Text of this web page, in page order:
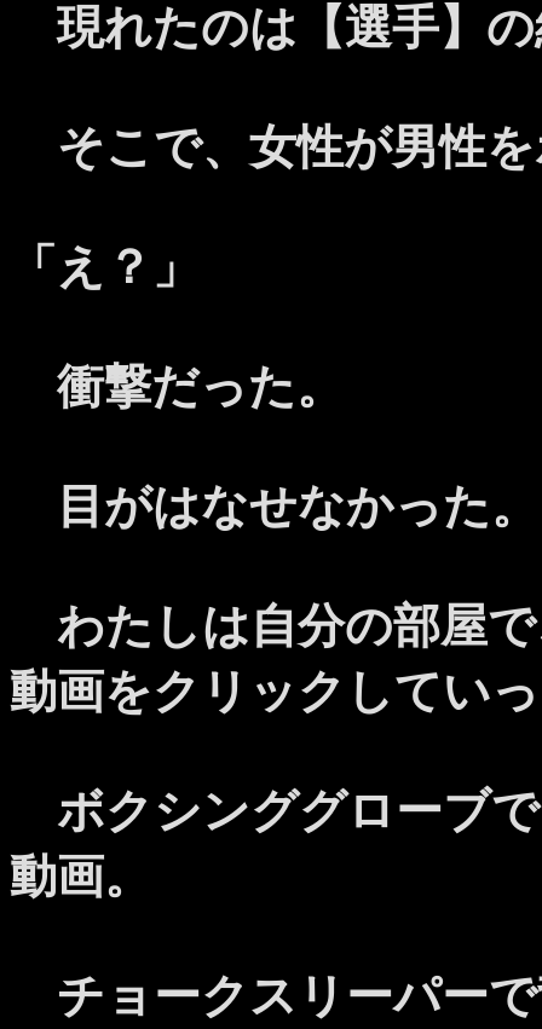
現れたのは【選手】
そこで、女性が男性
「え？」
衝撃だった。
目がはなせなかった。
わたしは自分の部屋
動画をクリックしてい
ボクシンググローブ
動画。
チョークスリーパー